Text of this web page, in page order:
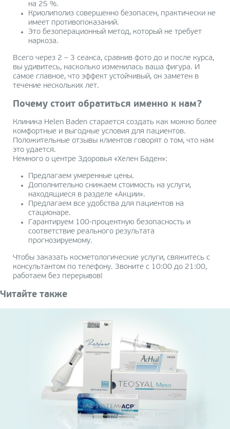
на 25 %.
Криолиполиз совершенно безопасен, практически не
имеет противопоказаний.
Это безоперационный метод, который не требует
наркоза.
Всего через 2 – 3 сеанса, сравнив фото до и после курса,
вы удивитесь, насколько изменилась ваша фигура. И
самое главное, что эффект устойчивый, он заметен в
течение нескольких лет.
Почему стоит обратиться именно к нам?
Клиника Helen Baden старается создать как можно более
комфортные и выгодные условия для пациентов.
Положительные отзывы клиентов говорят о том, что нам
это удается.
Немного о центре Здоровья «Хелен Баден»:
Предлагаем умеренные цены.
Дополнительно снижаем стоимость на услуги,
находящиеся в разделе «Акции».
Предлагаем все удобства для пациентов на
стационаре.
Гарантируем 100-процентную безопасность и
соответствие реального результата
прогнозируемому.
Чтобы заказать косметологические услуги, свяжитесь с
консультантом по телефону. Звоните с 10:00 до 21:00,
работаем без перерывов!
Читайте также